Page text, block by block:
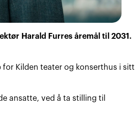
Harald Furres åremål til 2031.
Kilden teater og konserthus i sitt
ansatte, ved å ta stilling til